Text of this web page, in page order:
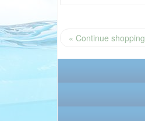
« Continue shopping